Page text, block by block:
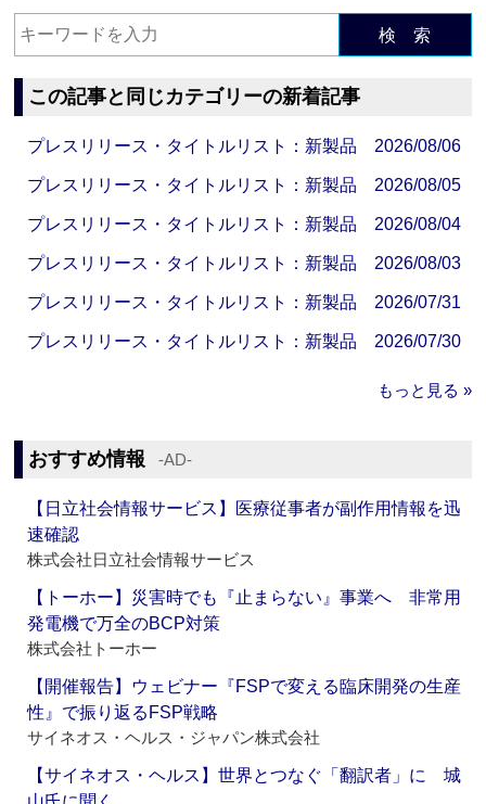
検 索
この記事と同じカテゴリーの新着記事
プレスリリース・タイトルリスト：新製品 2026/08/06
プレスリリース・タイトルリスト：新製品 2026/08/05
プレスリリース・タイトルリスト：新製品 2026/08/04
プレスリリース・タイトルリスト：新製品 2026/08/03
プレスリリース・タイトルリスト：新製品 2026/07/31
プレスリリース・タイトルリスト：新製品 2026/07/30
もっと見る »
おすすめ情報 ‐AD‐
【日立社会情報サービス】医療従事者が副作用情報を迅
速確認
株式会社日立社会情報サービス
【トーホー】災害時でも『止まらない』事業へ 非常用
発電機で万全のBCP対策
株式会社トーホー
【開催報告】ウェビナー『FSPで変える臨床開発の生産
性』で振り返るFSP戦略
サイネオス・ヘルス・ジャパン株式会社
【サイネオス・ヘルス】世界とつなぐ「翻訳者」に 城